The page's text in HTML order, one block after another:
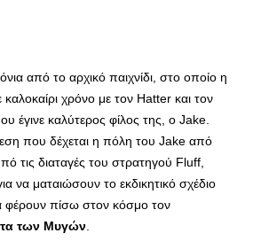
από το αρχικό παιχνίδι, στο οποίο η
χρόνο με τον Hatter και τον
έγινε καλύτερος φίλος της, ο Jake.
που δέχεται η πόλη του Jake από
τις διαταγές του στρατηγού Fluff,
να ματαιώσουν το εκδικητικό σχέδιο
φέρουν πίσω στον κόσμο τον
των Μυγών